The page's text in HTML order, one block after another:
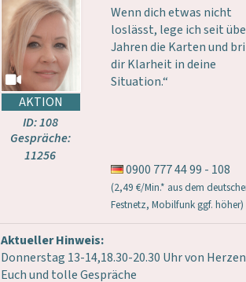
ID: 108
Gespräche:
11256
Wenn dich etwas nicht
loslässt, lege ich seit
Jahren die Karten und
dir Klarheit in deine
Situation.“
Aktueller Hinweis:
Donnerstag 13-14,18.30-20.30 Uhr von
Euch und tolle Gespräche
0900 777 44 99 - 108
(2,49 €/Min.* aus dem
Festnetz, Mobilfunk ggf. höher)